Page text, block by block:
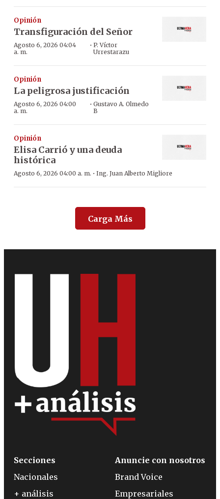
Opinión
Transfiguración del Señor
Agosto 6, 2026 04:04
a. m.
· P. Víctor
Urrestarazu
Opinión
La peligrosa justificación
Agosto 6, 2026 04:00
a. m.
· Gustavo A. Olmedo
B
Opinión
Elisa Carrió y una deuda
histórica
Agosto 6, 2026 04:00 a. m. · Ing. Juan Alberto Migliore
Carga Más
Secciones
Nacionales
+ análisis
Anuncie con nosotros
Brand Voice
Empresariales